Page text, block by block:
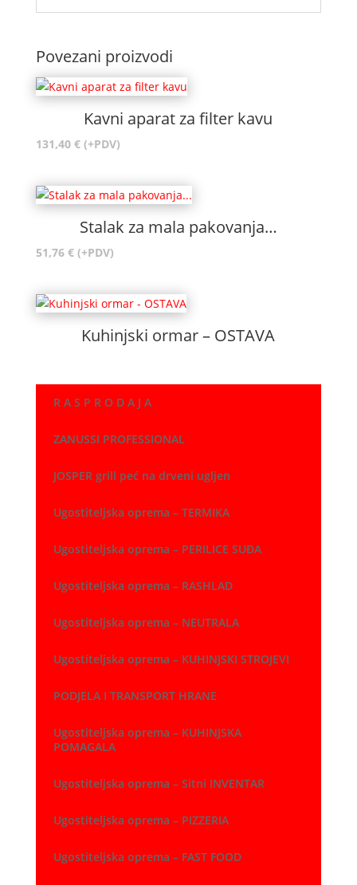
Povezani proizvodi
Kavni aparat za filter kavu
131,40 € (+PDV)
Stalak za mala pakovanja…
51,76 € (+PDV)
Kuhinjski ormar – OSTAVA
R A S P R O D A J A
ZANUSSI PROFESSIONAL
JOSPER grill peć na drveni ugljen
Ugostiteljska oprema – TERMIKA
Ugostiteljska oprema – PERILICE SUĐA
Ugostiteljska oprema – RASHLAD
Ugostiteljska oprema – NEUTRALA
Ugostiteljska oprema – KUHINJSKI STROJEVI
PODJELA I TRANSPORT HRANE
Ugostiteljska oprema – KUHINJSKA
POMAGALA
Ugostiteljska oprema – Sitni INVENTAR
Ugostiteljska oprema – PIZZERIA
Ugostiteljska oprema – FAST FOOD